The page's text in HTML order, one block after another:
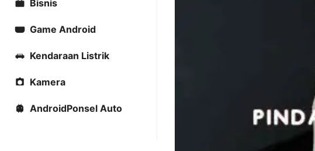
Bisnis
Game Android
Kendaraan Listrik
Kamera
AndroidPonsel Auto